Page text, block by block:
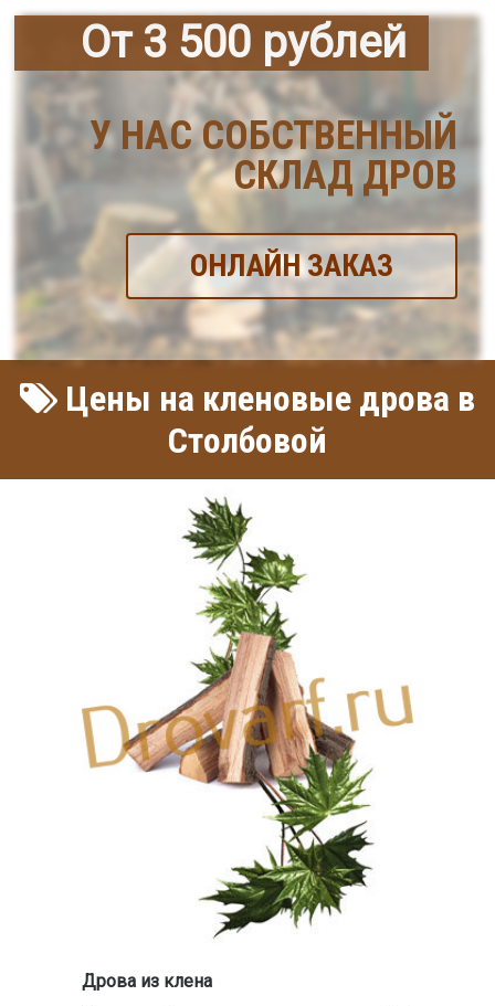
От 3 500 рублей
У НАС СОБСТВЕННЫЙ
СКЛАД ДРОВ
ОНЛАЙН ЗАКАЗ
Цены на кленовые дрова в
Столбовой
Дрова из клена